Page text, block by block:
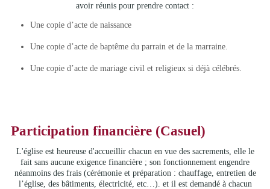
avoir réunis pour prendre contact :
Une copie d’acte de naissance
Une copie d’acte de baptême du parrain et de la marraine.
Une copie d’acte de mariage civil et religieux si déjà célébrés.
Participation financière (Casuel)
L'église est heureuse d'accueillir chacun en vue des sacrements, elle le
fait sans aucune exigence financière ; son fonctionnement engendre
néanmoins des frais (cérémonie et préparation : chauffage, entretien de
l’église, des bâtiments, électricité, etc…). et il est demandé à chacun